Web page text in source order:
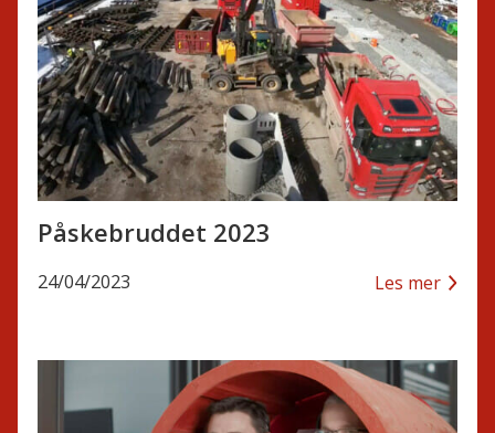
Påskebruddet 2023
24/04/2023 Les mer